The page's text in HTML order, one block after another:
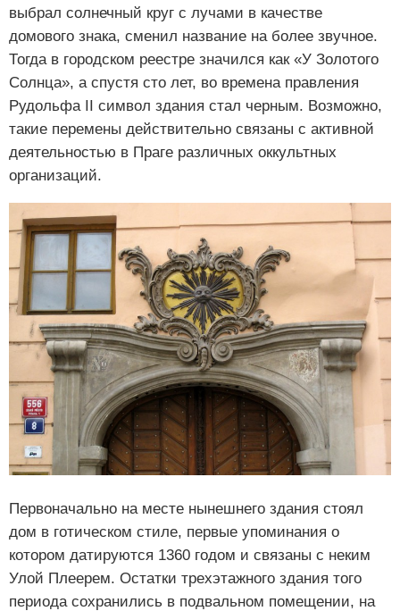
выбрал солнечный круг с лучами в качестве
домового знака, сменил название на более звучное.
Тогда в городском реестре значился как «У Золотого
Солнца», а спустя сто лет, во времена правления
Рудольфа II символ здания стал черным. Возможно,
такие перемены действительно связаны с активной
деятельностью в Праге различных оккультных
организаций.
Первоначально на месте нынешнего здания стоял
дом в готическом стиле, первые упоминания о
котором датируются 1360 годом и связаны с неким
Улой Плеерем. Остатки трехэтажного здания того
периода сохранились в подвальном помещении, на